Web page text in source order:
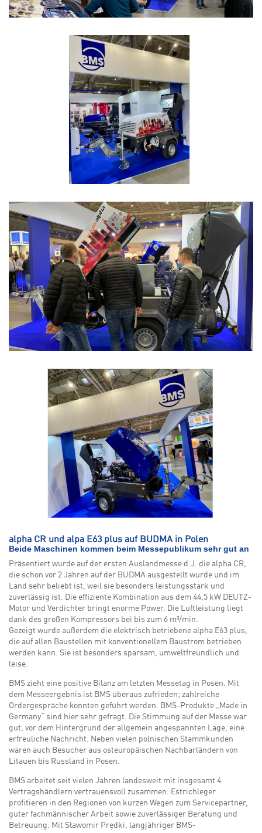
alpha CR und alpa E63 plus auf BUDMA in Polen
Beide Maschinen kommen beim Messepublikum sehr gut an
Präsentiert wurde auf der ersten Auslandmesse d.J. die alpha CR,
die schon vor 2 Jahren auf der BUDMA ausgestellt wurde und im
Land sehr beliebt ist, weil sie besonders leistungsstark und
zuverlässig ist. Die effiziente Kombination aus dem 44,5 kW DEUTZ-
Motor und Verdichter bringt enorme Power. Die Luftleistung liegt
dank des großen Kompressors bei bis zum 6 m³/min.
Gezeigt wurde außerdem die elektrisch betriebene alpha E63 plus,
die auf allen Baustellen mit konventionellem Baustrom betrieben
werden kann. Sie ist besonders sparsam, umweltfreundlich und
leise.
BMS zieht eine positive Bilanz am letzten Messetag in Posen. Mit
dem Messeergebnis ist BMS überaus zufrieden; zahlreiche
Ordergespräche konnten geführt werden. BMS-Produkte „Made in
Germany“ sind hier sehr gefragt. Die Stimmung auf der Messe war
gut, vor dem Hintergrund der allgemein angespannten Lage, eine
erfreuliche Nachricht. Neben vielen polnischen Stammkunden
waren auch Besucher aus osteuropäischen Nachbarländern von
Litauen bis Russland in Posen.
BMS arbeitet seit vielen Jahren landesweit mit insgesamt 4
Vertragshändlern vertrauensvoll zusammen. Estrichleger
profitieren in den Regionen von kurzen Wegen zum Servicepartner,
guter fachmännischer Arbeit sowie zuverlässiger Beratung und
Betreuung. Mit Sławomir Prędki, langjähriger BMS-